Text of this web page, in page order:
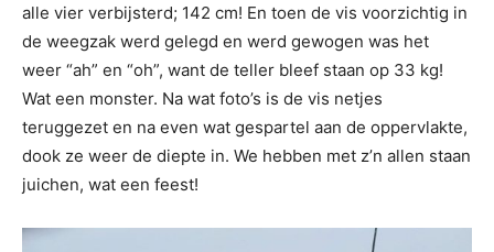
alle vier verbijsterd; 142 cm! En toen de vis voorzichtig in
de weegzak werd gelegd en werd gewogen was het
weer “ah” en “oh”, want de teller bleef staan op 33 kg!
Wat een monster. Na wat foto’s is de vis netjes
teruggezet en na even wat gespartel aan de oppervlakte,
dook ze weer de diepte in. We hebben met z’n allen staan
juichen, wat een feest!